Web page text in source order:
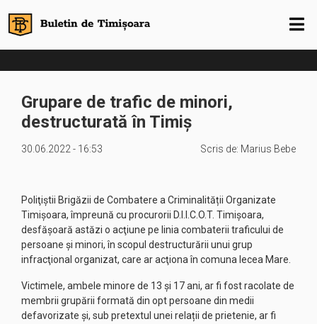
Grupare de trafic de minori,
destructurată în Timiș
30.06.2022 - 16:53 Scris de: Marius Bebe
Poliţiștii Brigăzii de Combatere a Criminalității Organizate
Timişoara, împreună cu procurorii D.I.I.C.O.T. Timişoara,
desfăşoară astăzi o acţiune pe linia combaterii traficului de
persoane şi minori, în scopul destructurării unui grup
infracţional organizat, care ar acţiona în comuna Iecea Mare.
Victimele, ambele minore de 13 și 17 ani, ar fi fost racolate de
membrii grupării formată din opt persoane din medii
defavorizate și, sub pretextul unei relații de prietenie, ar fi